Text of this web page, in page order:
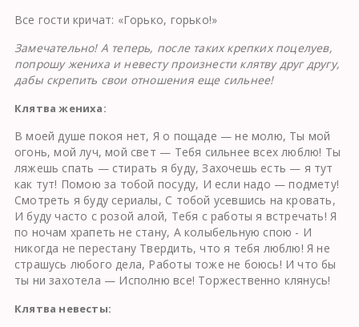
Все гости кричат: «Горько, горько!»
Замечательно! А теперь, после таких крепких поцелуев,
попрошу жениха и невесту произнести клятву друг другу,
дабы скрепить свои отношения еще сильнее!
Клятва жениха:
В моей душе покоя нет, Я о пощаде — не молю, Ты мой
огонь, мой луч, мой свет — Тебя сильнее всех люблю! Ты
ляжешь спать — стирать я буду, Захочешь есть — я тут
как тут! Помою за тобой посуду, И если надо — подмету!
Смотреть я буду сериалы, С тобой усевшись на кровать,
И буду часто с розой алой, Тебя с работы я встречать! Я
по ночам храпеть не стану, А колыбельную спою - И
никогда не перестану Твердить, что я тебя люблю! Я не
страшусь любого дела, Работы тоже не боюсь! И что бы
ты ни захотела — Исполню все! Торжественно клянусь!
Клятва невесты: